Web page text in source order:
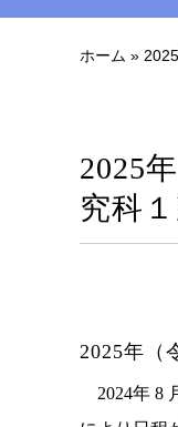
ホーム »
2025
究科
2025年（
2024年 8